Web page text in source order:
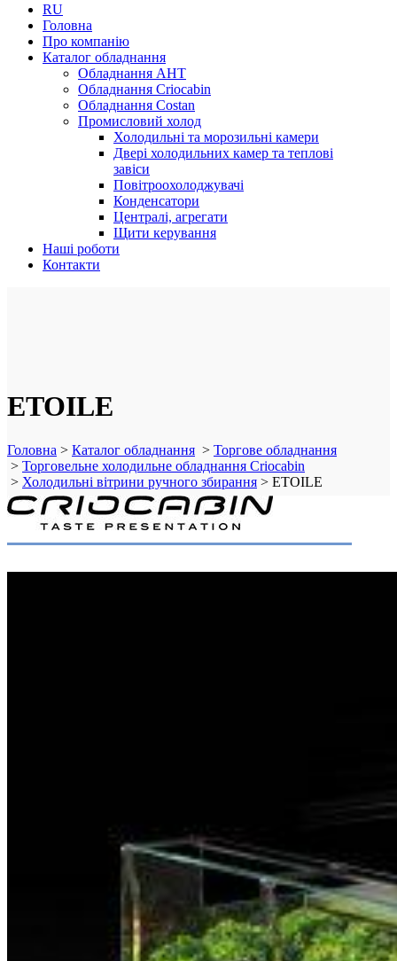
RU
Головна
Про компанію
Каталог обладнання
Обладнання AHT
Обладнання Criocabin
Обладнання Costan
Промисловий холод
Холодильні та морозильні камери
Двері холодильних камер та теплові
завіси
Повітроохолоджувачі
Конденсатори
Централі, агрегати
Щити керування
Наші роботи
Контакти
ETOILE
Головна > Каталог обладнання > Торгове обладнання
> Торговельне холодильне обладнання Criocabin
> Холодильні вітрини ручного збирання > ETOILE